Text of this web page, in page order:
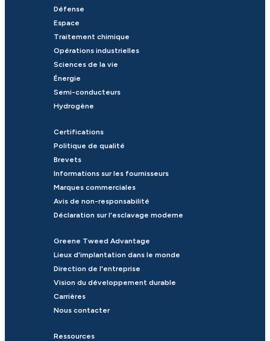
Défense
Espace
Traitement chimique
Opérations industrielles
Sciences de la vie
Énergie
Semi-conducteurs
Hydrogène
Certifications
Politique de qualité
Brevets
Informations sur les fournisseurs
Marques commerciales
Avis de non-responsabilité
Déclaration sur l'esclavage moderne
Greene Tweed Advantage
Lieux d'implantation dans le monde
Direction de l'entreprise
Vision du développement durable
Carrières
Nous contacter
Ressources